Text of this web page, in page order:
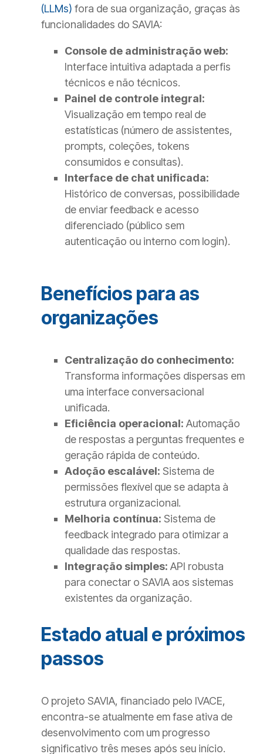
(LLMs) fora de sua organização, graças às
funcionalidades do SAVIA:
Console de administração web:
Interface intuitiva adaptada a perfis
técnicos e não técnicos.
Painel de controle integral:
Visualização em tempo real de
estatísticas (número de assistentes,
prompts, coleções, tokens
consumidos e consultas).
Interface de chat unificada:
Histórico de conversas, possibilidade
de enviar feedback e acesso
diferenciado (público sem
autenticação ou interno com login).
Benefícios para as
organizações
Centralização do conhecimento:
Transforma informações dispersas em
uma interface conversacional
unificada.
Eficiência operacional: Automação
de respostas a perguntas frequentes e
geração rápida de conteúdo.
Adoção escalável: Sistema de
permissões flexível que se adapta à
estrutura organizacional.
Melhoria contínua: Sistema de
feedback integrado para otimizar a
qualidade das respostas.
Integração simples: API robusta
para conectar o SAVIA aos sistemas
existentes da organização.
Estado atual e próximos
passos
O projeto SAVIA, financiado pelo IVACE,
encontra-se atualmente em fase ativa de
desenvolvimento com um progresso
significativo três meses após seu início.